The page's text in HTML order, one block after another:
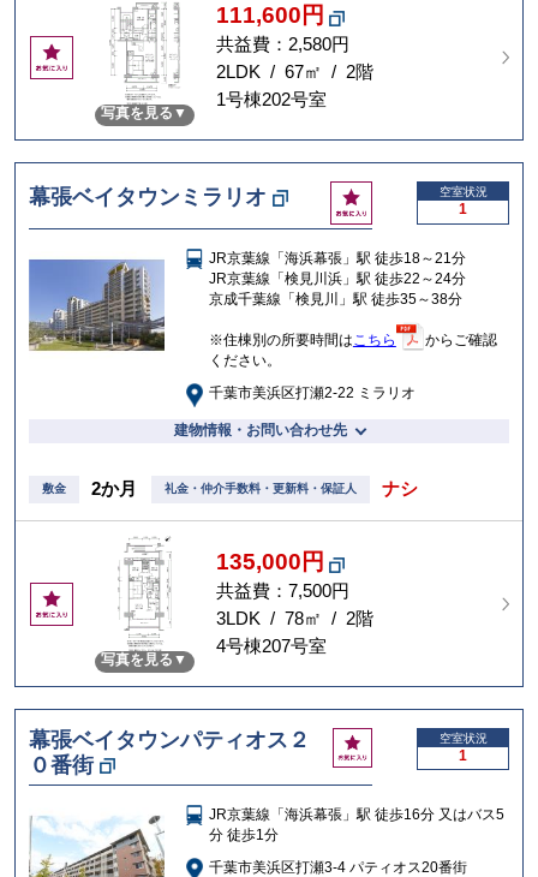
お
気
り
写真を見る
111,600円
共益費：2,580円
2LDK / 67㎡ / 2階
1号棟202号室
幕張ベイタウンミラリオ
お
気
入
り
空室状況
1
JR京葉線「海浜幕張」駅 徒歩18～21分
JR京葉線「検見川浜」駅 徒歩22～24分
京成千葉線「検見川」駅 徒歩35～38分
※住棟別の所要時間は こちら
からご確認
ください。
千葉市美浜区打瀬2-22 ミラリオ
建物情報・お問い合わせ先
敷金 2か月 礼金・仲介手数料・更新料・保証人 ナシ
お
気
り
写真を見る
135,000円
共益費：7,500円
3LDK / 78㎡ / 2階
4号棟207号室
幕張ベイタウンパティオス２
０番街
お
気
に
入
空室状況
1
JR京葉線「海浜幕張」駅 徒歩16分 又はバス5
分 徒歩1分
千葉市美浜区打瀬3-4 パティオス20番街